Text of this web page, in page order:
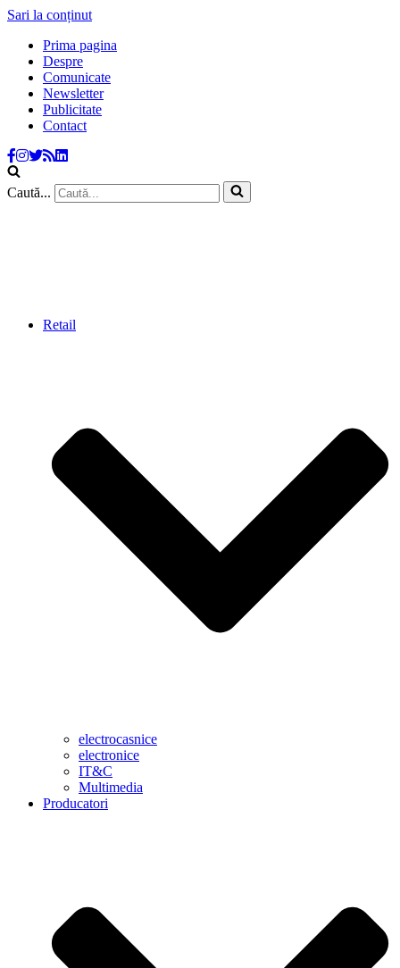
Sari la conținut
Prima pagina
Despre
Comunicate
Newsletter
Publicitate
Contact
Caută...
Retail
electrocasnice
electronice
IT&C
Multimedia
Producatori